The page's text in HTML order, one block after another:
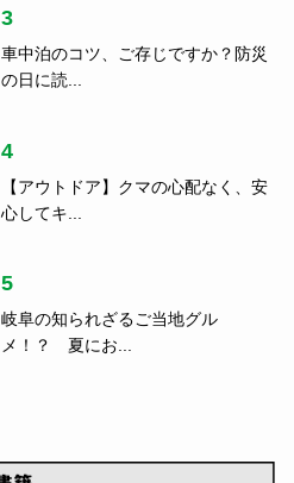
3
車中泊のコツ、ご存じですか？防災
の日に読...
4
【アウトドア】クマの心配なく、安
心してキ...
5
岐阜の知られざるご当地グル
メ！？ 夏にお...